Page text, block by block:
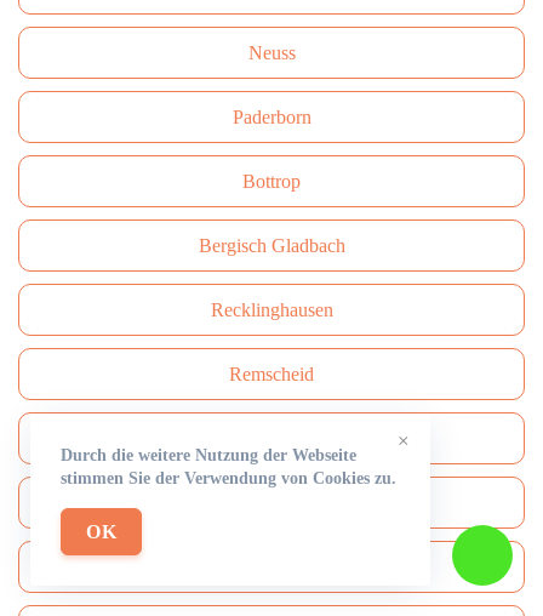
Neuss
Paderborn
Bottrop
Bergisch Gladbach
Recklinghausen
Remscheid
×
Durch die weitere Nutzung der Webseite
stimmen Sie der Verwendung von Cookies zu.
OK